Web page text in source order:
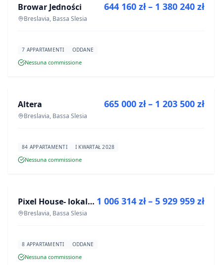
PROGETTO
Browar Jedności
Breslavia, Bassa Slesia
644 160 zł – 1 380 240 zł
7 APPARTAMENTI ODDANE
Nessuna commissione
PROGETTO
Altera
Breslavia, Bassa Slesia
665 000 zł – 1 203 500 zł
84 APPARTAMENTI I KWARTAŁ 2028
Nessuna commissione
PROGETTO Pixel House- lokale użytkowe
Breslavia, Bassa Slesia
1 006 314 zł – 5 929 959 zł
8 APPARTAMENTI ODDANE
Nessuna commissione